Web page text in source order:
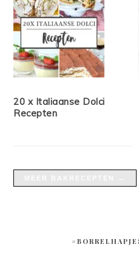
20 x Italiaanse Dolci
Recepten